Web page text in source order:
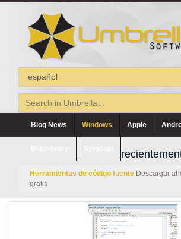
Blog News Windows Apple
Herramientas de código fuente Descargar
gratis